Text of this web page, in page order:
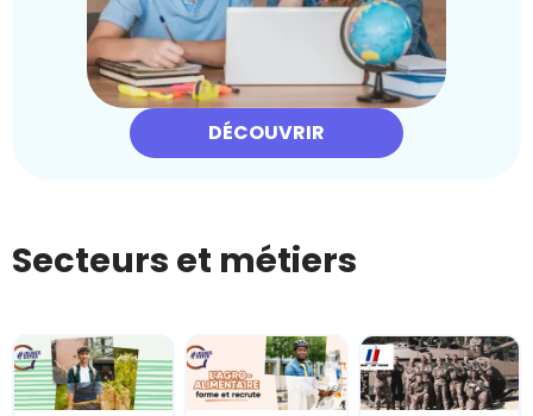
DÉCOUVRIR
Secteurs et métiers